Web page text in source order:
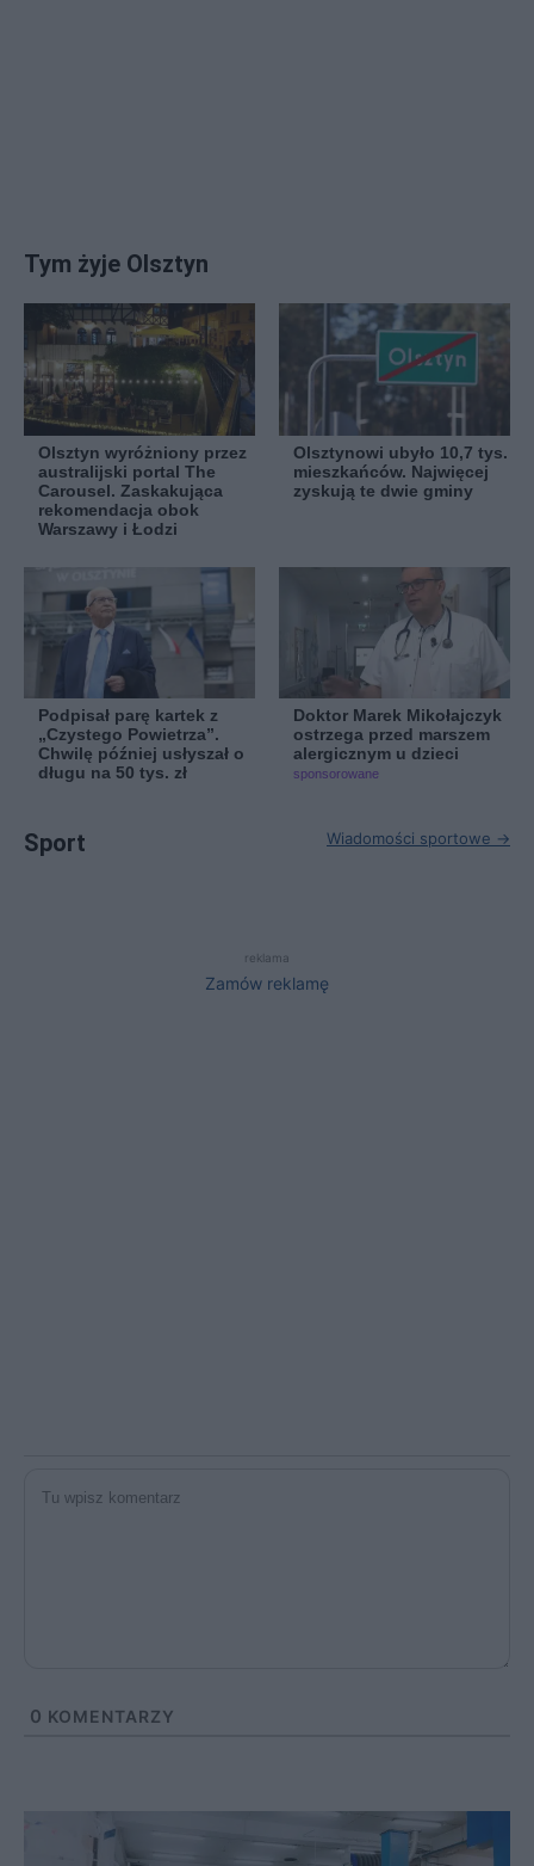
Tym żyje Olsztyn
Olsztyn wyróżniony przez
australijski portal The
Carousel. Zaskakująca
rekomendacja obok
Warszawy i Łodzi
Olsztynowi ubyło 10,7 tys.
mieszkańców. Najwięcej
zyskują te dwie gminy
Podpisał parę kartek z
„Czystego Powietrza”.
Chwilę później usłyszał o
długu na 50 tys. zł
Doktor Marek Mikołajczyk
ostrzega przed marszem
alergicznym u dzieci
sponsorowane
Sport Wiadomości sportowe →
reklama
Zamów reklamę
0 KOMENTARZY